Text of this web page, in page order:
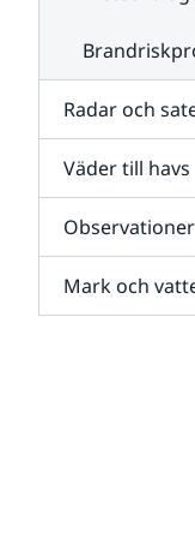
Radar och
Väder till havs
Observationer
Mark och